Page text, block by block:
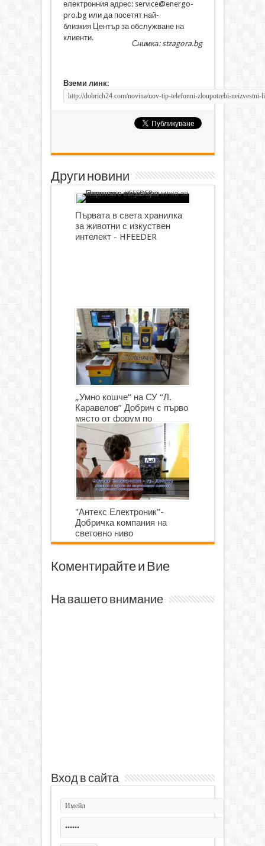
електронния адрес: service@energo-
pro.bg или да посетят най-
близкия Център за обслужване на
клиенти.
Снимка: stzagora.bg
Вземи линк:
Други новини
Първата в света хранилка
за животни с изкуствен
интелект - HFEEDER
„Умно кошче“ на СУ “Л.
Каравелов” Добрич с първо
място от форум по
роботика
"Антекс Електроник"-
Добричка компания на
световно ниво
Коментирайте и Вие
На вашето внимание
Вход в сайта